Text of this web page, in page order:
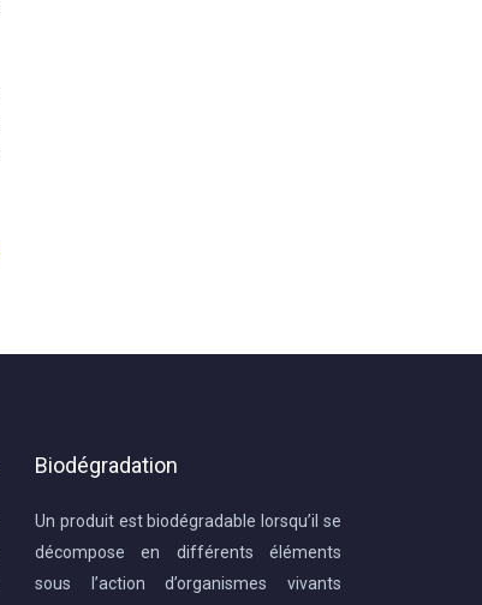
Biodégradation
Un produit est biodégradable lorsqu’il se
décompose en différents éléments
sous l’action d’organismes vivants